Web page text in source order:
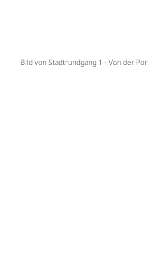
Bild von Stadtrundgang 1 - Von der